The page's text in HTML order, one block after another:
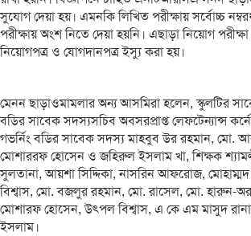
সুযোগ দেয়া হয়। এমনকি লিখিত পরীক্ষায় সর্বোচ্চ
পরীক্ষায় অংশ নিতে দেয়া হয়নি। এছাড়া নিয়োগ
নিয়োগপত্র ও যোগদানপত্র ইস্যু করা হয়।
মেনন ছাড়াওমামলার অন্য আসমিরা হলেন, স্কুলটির
বডির সাবেক সদস্যসচিব অবসরপ্রাপ্ত লেফটেন্যান্স
গভর্নিং বডির সাবেক সদস্য মাহবুব উর রহমান, মো.
মোশাররফ হোসেন ও জহিরুল ইসলাম খা, শিক্ষক
সুলতানা, আয়শা সিদ্দিকা, নাসরিন আফরোজ,
বিশ্বাস, মো. বজলুর রহমান, মো. রাসেল, মো. হারুন-
মোশারফ হোসেন, উৎপল বিশ্বাস, এ কে এম মাসুদ
ইসলাম।